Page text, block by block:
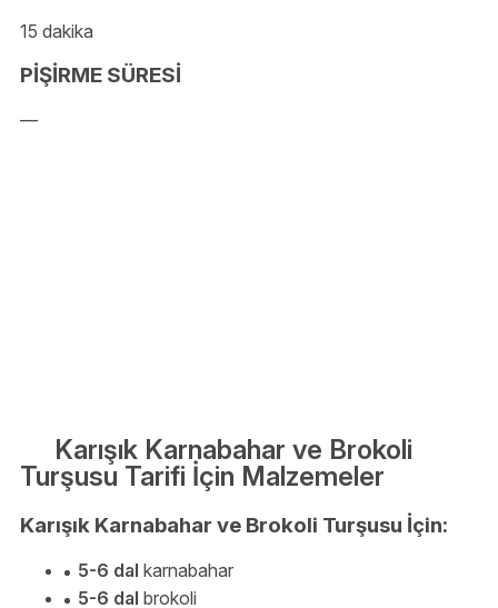
15 dakika
PİŞİRME SÜRESİ
—
Karışık Karnabahar ve Brokoli
Turşusu Tarifi İçin Malzemeler
Karışık Karnabahar ve Brokoli Turşusu İçin:
5-6 dal karnabahar
5-6 dal brokoli